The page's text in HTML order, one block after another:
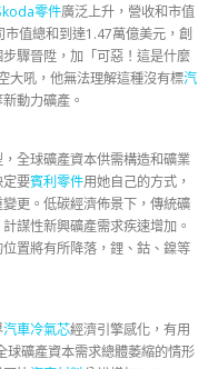
零件廣泛上升，營收和市值
值總和到達1.47萬億美元，創
驟晉陞，加「可惡！這是什麼
大吼，他無法理解這種沒有標汽
動力礦產。
全球礦產資本供需構造和礦業
定要賓利零件用她自己的方式，
更。低碳經濟佈景下，傳統礦
謀性新興礦產需求疾速增加。
置將有所降落，鋰、鈷、鎳等
汽車冷氣芯經濟引擎感化，有用
礦產資本需求總體萎縮的情形